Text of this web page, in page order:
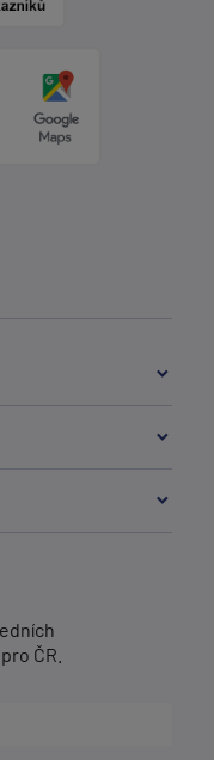
ČR.